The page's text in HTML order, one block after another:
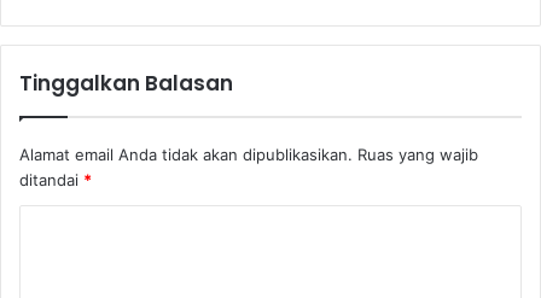
Tinggalkan Balasan
Alamat email Anda tidak akan dipublikasikan. Ruas yang wajib
ditandai *